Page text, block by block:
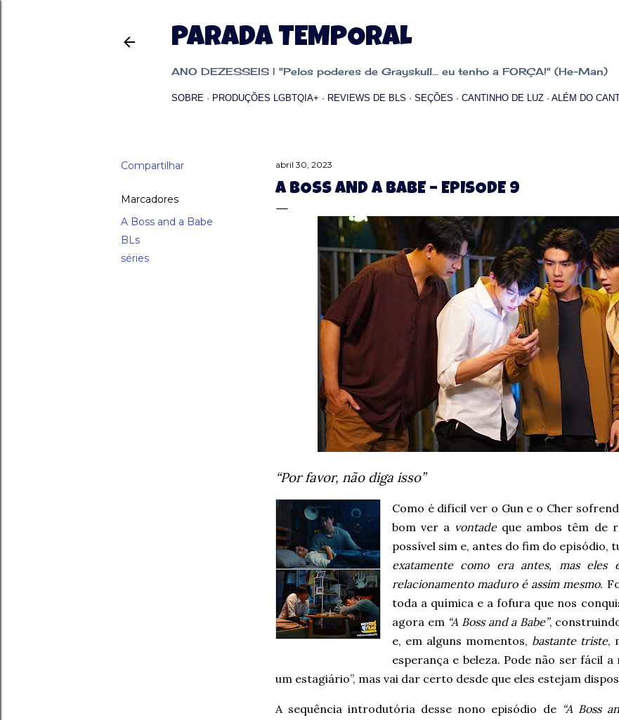
PARADA TEMPORAL
ANO DEZESSEIS | "Pelos poderes de Grayskull... eu tenho a FORÇA!" (He-Man)
SOBRE PRODUÇÕES LGBTQIA+ REVIEWS DE BLS SEÇÕES CANTINHO DE LUZ ALÉM DO
Compartilhar
Marcadores
A Boss and a Babe
BLs
séries
abril 30, 2023
A BOSS AND A BABE – EPISODE 9
“Por favor, não diga isso”
Como é difícil ver o Gun e o Cher
bom ver a vontadeque ambos têm de
possível sim e, antes do fim do episódio,
exatamente como era antes, mas eles
relacionamento maduro é assim mesmo.
toda a química e a fofura que nos
agora em “A Boss and a Babe”,
e, em alguns momentos, bastante triste,
esperança e beleza. Pode não ser fácil
um estagiário”, mas vai dar certo desde que eles estejam
A sequência introdutória desse nono episódio de “A Boss